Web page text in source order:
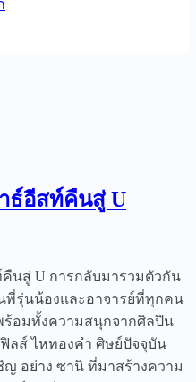
าธ์อีสท์คืนสู่ U
คืนสู่ U การกลับมารวมตัวกัน
พี่รุ่นน้องและอาจารย์ที่ทุกคน
อมทั้งความสนุกจากศิลปิน
ฟิลส์ ไหทองคำ ศิษย์ปัจจุบัน
ญ อย่าง ซานิ ที่มาสร้างความ